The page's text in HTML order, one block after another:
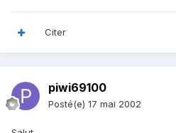
Citer
piwi69100
Posté(e) 17 mai 2002